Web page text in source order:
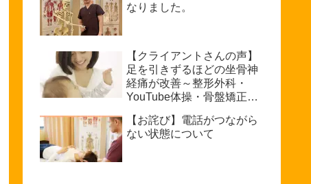
なりました。
【クライアントさんの声】
足を引きずるほどの坐骨神
経痛が改善～整形外科・
YouTube体操・骨盤矯正で
けるまで～坐骨神経痛を治
療できる整体を探している
【お詫び】電話がつながら
ない状態について